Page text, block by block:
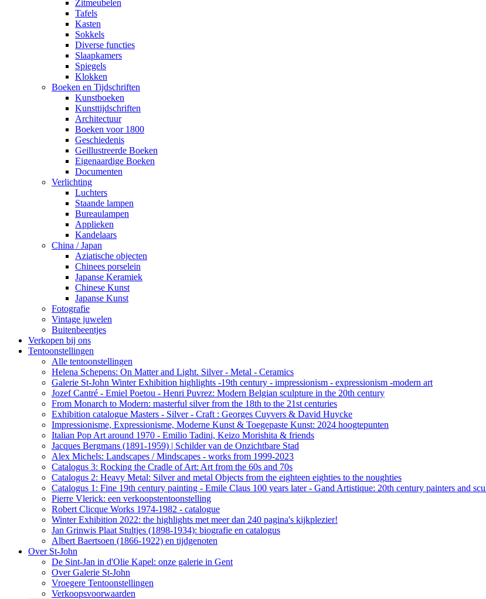
Zitmeubelen
Tafels
Kasten
Sokkels
Diverse functies
Slaapkamers
Spiegels
Klokken
Boeken en Tijdschriften
Kunstboeken
Kunsttijdschriften
Architectuur
Boeken voor 1800
Geschiedenis
Geillustreerde Boeken
Eigenaardige Boeken
Documenten
Verlichting
Luchters
Staande lampen
Bureaulampen
Applieken
Kandelaars
China / Japan
Aziatische objecten
Chinees porselein
Japanse Keramiek
Chinese Kunst
Japanse Kunst
Fotografie
Vintage juwelen
Buitenbeentjes
Verkopen bij ons
Tentoonstellingen
Alle tentoonstellingen
Helena Schepens: On Matter and Light. Silver - Metal - Ceramics
Galerie St-John Winter Exhibition highlights -19th century - impressionism - expressionism -modern art
Jozef Cantré - Emiel Poetou - Henri Puvrez: Modern Belgian sculpture in the 20th century
From Monarch to Modern: masterful silver from the 18th to the 21st centuries
Exhibition catalogue Masters - Silver - Craft : Georges Cuyvers & David Huycke
Impressionisme, Expressionisme, Moderne Kunst & Toegepaste Kunst: 2024 hoogtepunten
Italian Pop Art around 1970 - Emilio Tadini, Keizo Morishita & friends
Jacques Bergmans (1891-1959) | Schilder van de Onzichtbare Stad
Alex Michels: Landscapes / Mindscapes - works from 1999-2023
Catalogus 3: Rocking the Cradle of Art: Art from the 60s and 70s
Catalogus 2: Heavy Metal: Silver and metal Objects from the eighteen eighties to the noughties
Catalogus 1: Fine 19th century painting - Emile Claus 100 years later - Gand Artistique: 20th century painters and
Pierre Vlerick: een verkoopstentoonstelling
Robert Clicque Works 1974-1982 - catalogue
Winter Exhibition 2022: the highlights met meer dan 240 pagina's kijkplezier!
Jan Grinwis Plaat Stultjes (1898-1934): biografie en catalogus
Albert Baertsoen (1866-1922) en tijdgenoten
Over St-John
De Sint-Jan in d'Olie Kapel: onze galerie in Gent
Over Galerie St-John
Vroegere Tentoonstellingen
Verkoopsvoorwaarden